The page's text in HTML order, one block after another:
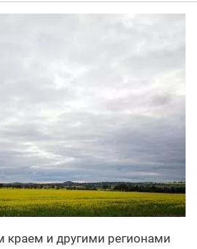
краем и другими регионами